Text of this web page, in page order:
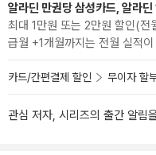
알라딘 만권당 삼성카드, 알라
최대 1만원 또는 2만원 할인(
급월 +1개월까지는 전월 실적
카드/간편결제 할인 무이자 할
관심 저자, 시리즈의 출간 알림